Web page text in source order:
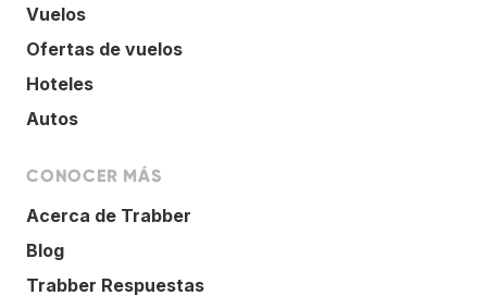
Vuelos
Ofertas de vuelos
Hoteles
Autos
CONOCER MÁS
Acerca de Trabber
Blog
Trabber Respuestas